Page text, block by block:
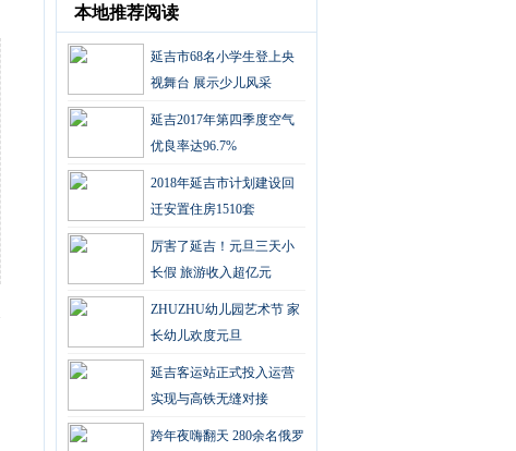
本地推荐阅读
延吉市68名小学生登上央
视舞台 展示少儿风采
延吉2017年第四季度空气
优良率达96.7%
2018年延吉市计划建设回
迁安置住房1510套
厉害了延吉！元旦三天小
长假 旅游收入超亿元
ZHUZHU幼儿园艺术节 家
长幼儿欢度元旦
延吉客运站正式投入运营
实现与高铁无缝对接
跨年夜嗨翻天 280余名俄罗